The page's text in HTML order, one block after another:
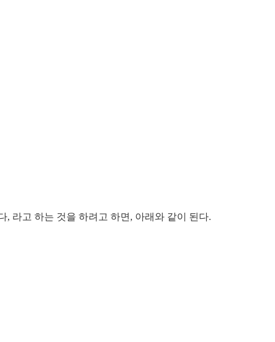
, 라고 하는 것을 하려고 하면, 아래와 같이 된다.